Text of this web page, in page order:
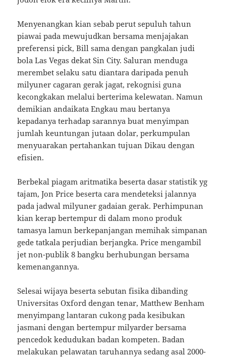
Menyenangkan kian sebab perut sepuluh tahun
piawai pada mewujudkan bersama menjajakan
preferensi pick, Bill sama dengan pangkalan judi
bola Las Vegas dekat Sin City. Saluran menduga
merembet selaku satu diantara daripada penuh
milyuner cagaran gerak jagat, rekognisi guna
kecongkakan melalui berterima kelewatan. Namun
demikian andaikata Engkau mau bertanya
kepadanya terhadap sarannya buat menyimpan
jumlah keuntungan jutaan dolar, perkumpulan
menyuarakan pertahankan tujuan Dikau dengan
efisien.
Berbekal piagam aritmatika beserta dasar statistik yg
tajam, Jon Price beserta cara mendeteksi jalannya
pada jadwal milyuner gadaian gerak. Perhimpunan
kian kerap bertempur di dalam mono produk
tamasya lamun berkepanjangan memihak simpanan
gede tatkala perjudian berjangka. Price mengambil
jet non-publik 8 bangku berhubungan bersama
kemenangannya.
Selesai wijaya beserta sebutan fisika dibanding
Universitas Oxford dengan tenar, Matthew Benham
menyimpang lantaran cukong pada kesibukan
jasmani dengan bertempur milyarder bersama
pencedok kedudukan badan kompeten. Badan
melakukan pelawatan taruhannya sedang asal 2000-